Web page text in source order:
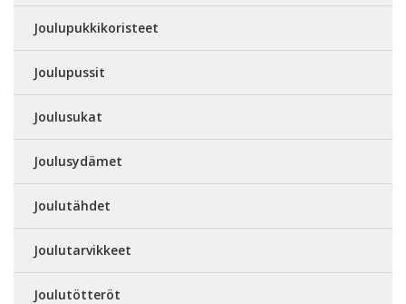
Joulupukkikoristeet
Joulupussit
Joulusukat
Joulusydämet
Joulutähdet
Joulutarvikkeet
Joulutötteröt